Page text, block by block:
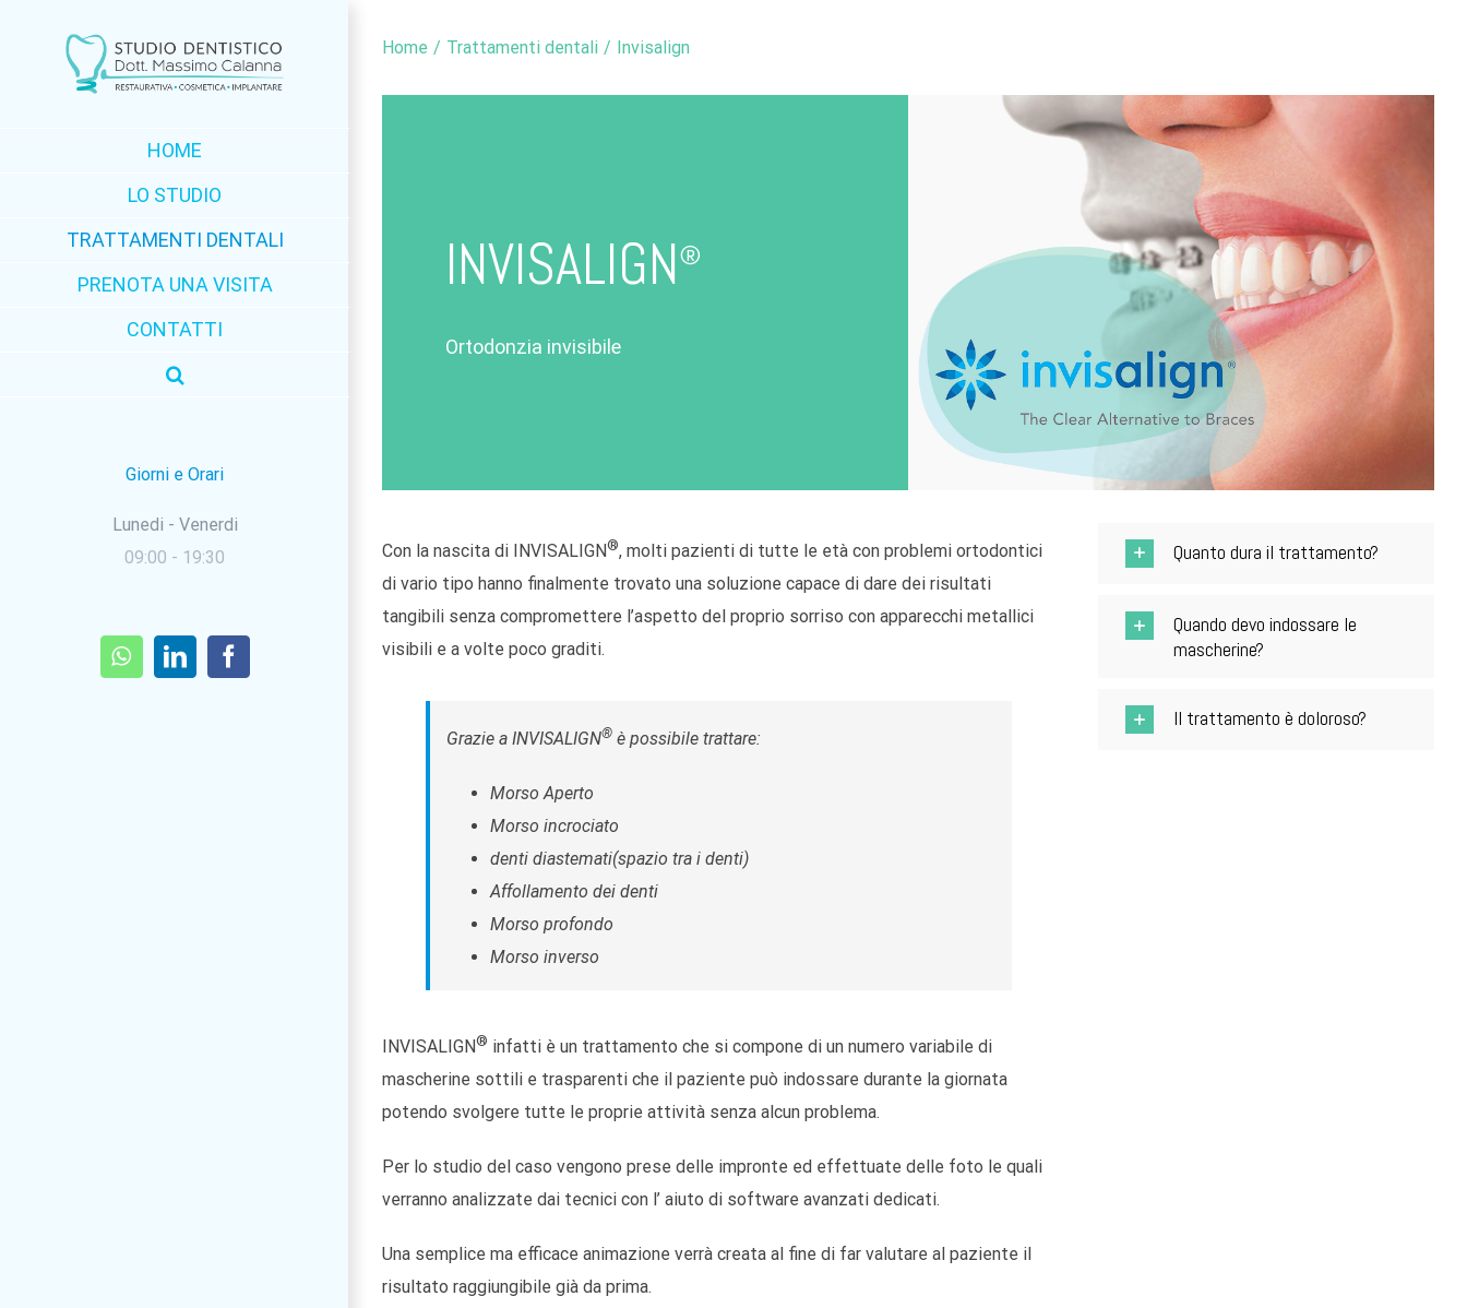
contenuto
HOME
LO STUDIO
TRATTAMENTI DENTALI
PRENOTA UNA VISITA
CONTATTI
Giorni e Orari
Lunedi - Venerdi
09:00 - 19:30
WhatsApp
LinkedIn
Home / Trattamenti dentali / Invisalign
INVISALIGN®
Ortodonzia invisibile
Con la nascita di INVISALIGN®, molti pazienti di tutte le età con problemi ortodontici
di vario tipo hanno finalmente trovato una soluzione capace di dare dei risultati
tangibili senza compromettere l’aspetto del proprio sorriso con apparecchi metallici
visibili e a volte poco graditi.
Grazie a INVISALIGN® è possibile trattare:
Morso Aperto
Morso incrociato
denti diastemati(spazio tra i denti)
Affollamento dei denti
Morso profondo
Morso inverso
INVISALIGN® infatti è un trattamento che si compone di un numero variabile di
mascherine sottili e trasparenti che il paziente può indossare durante la giornata
potendo svolgere tutte le proprie attività senza alcun problema.
Per lo studio del caso vengono prese delle impronte ed effettuate delle foto le quali
verranno analizzate dai tecnici con l’ aiuto di software avanzati dedicati.
Una semplice ma efficace animazione verrà creata al fine di far valutare al paziente il
risultato raggiungibile già da prima.
Quanto dura il trattamento?
Quando devo indossare le
mascherine?
Il trattamento è doloroso?